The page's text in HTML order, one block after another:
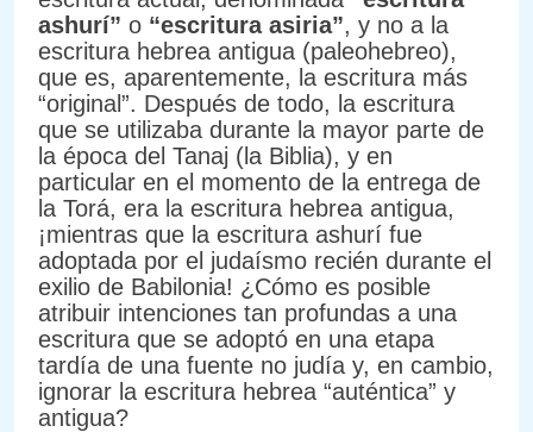
ashurí” o “escritura asiria”, y no a la
escritura hebrea antigua (paleohebreo),
que es, aparentemente, la escritura más
“original”. Después de todo, la escritura
que se utilizaba durante la mayor parte de
la época del Tanaj (la Biblia), y en
particular en el momento de la entrega de
la Torá, era la escritura hebrea antigua,
¡mientras que la escritura ashurí fue
adoptada por el judaísmo recién durante el
exilio de Babilonia! ¿Cómo es posible
atribuir intenciones tan profundas a una
escritura que se adoptó en una etapa
tardía de una fuente no judía y, en cambio,
ignorar la escritura hebrea “auténtica” y
antigua?